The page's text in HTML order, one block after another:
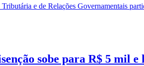
e de Relações Governamentais
sobe para R$ 5 mil